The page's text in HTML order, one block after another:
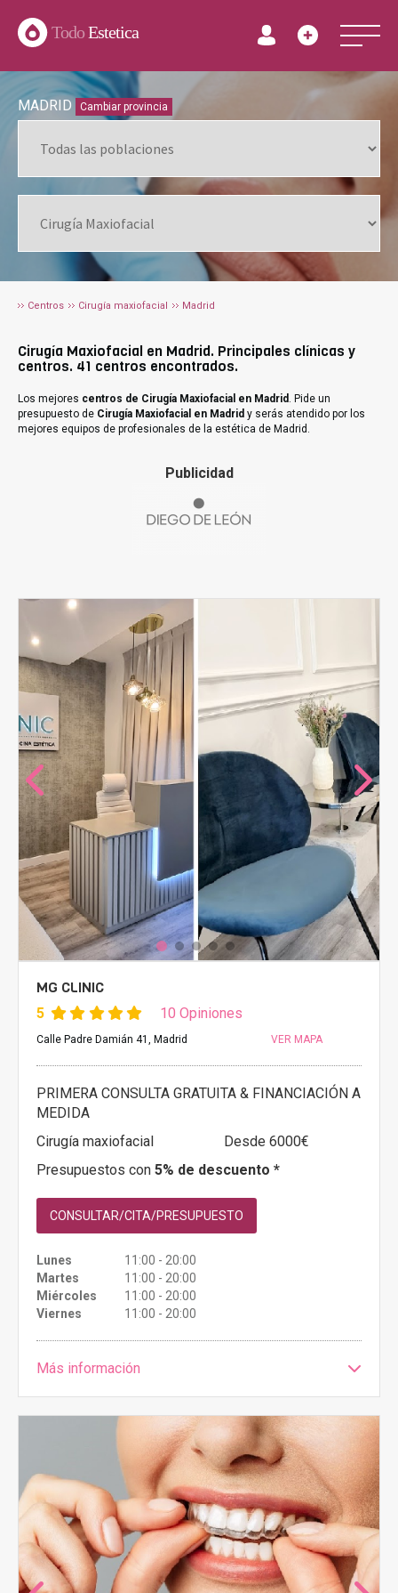
TodoEstetica
MADRID Cambiar provincia
Centros Cirugía maxiofacial Madrid
Cirugía Maxiofacial en Madrid. Principales clínicas y
centros. 41 centros encontrados.
Los mejores centros de Cirugía Maxiofacial en Madrid . Pide un
presupuesto de Cirugía Maxiofacial en Madrid y serás atendido por los
mejores equipos de profesionales de la estética de Madrid.
Publicidad
MG CLINIC
5 10 Opiniones
Calle Padre Damián 41, Madrid VER MAPA
PRIMERA CONSULTA GRATUITA & FINANCIACIÓN A
MEDIDA
Cirugía maxiofacial
Desde 6000€
Presupuestos con 5% de descuento *
CONSULTAR/CITA/PRESUPUESTO
Lunes
11:00 - 20:00
Martes
11:00 - 20:00
Miércoles
11:00 - 20:00
Viernes
11:00 - 20:00
Más información